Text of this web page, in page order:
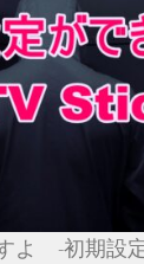
よ -初期設